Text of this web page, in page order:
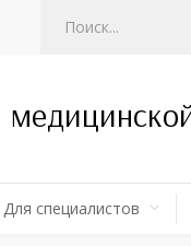
Для специалистов